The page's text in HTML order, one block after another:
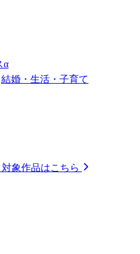
α
結婚・生活・子育て
対象作品はこちら